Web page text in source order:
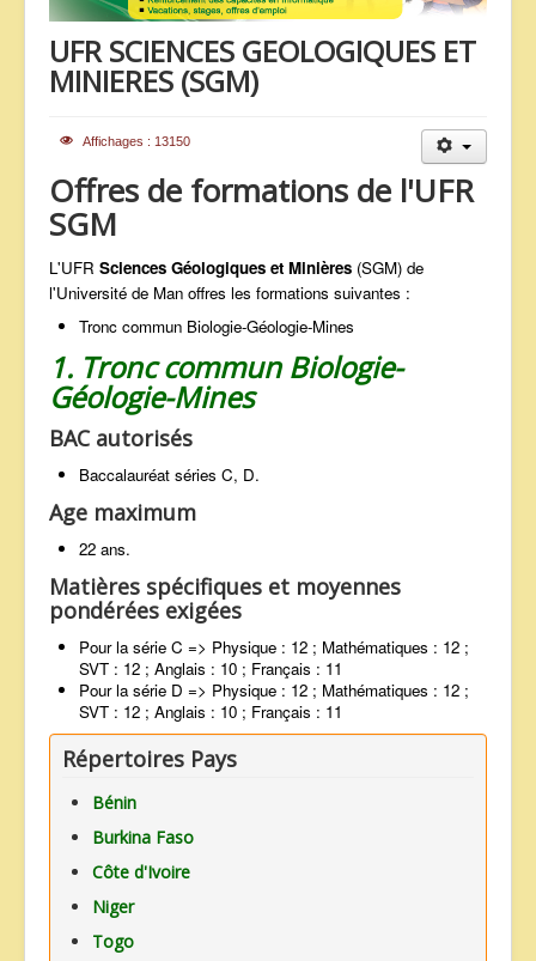
CONTACTS
TELECHARGEMENTS
UFR SCIENCES GEOLOGIQUES ET
MINIERES (SGM)
Affichages : 13150
Offres de formations de l'UFR
SGM
L'UFR Sciences Géologiques et Minières (SGM) de
l'Université de Man offres les formations suivantes :
Tronc commun Biologie-Géologie-Mines
1. Tronc commun Biologie-
Géologie-Mines
BAC autorisés
Baccalauréat séries C, D.
Age maximum
22 ans.
Matières spécifiques et moyennes
pondérées exigées
Pour la série C => Physique : 12 ; Mathématiques : 12 ;
SVT : 12 ; Anglais : 10 ; Français : 11
Pour la série D => Physique : 12 ; Mathématiques : 12 ;
SVT : 12 ; Anglais : 10 ; Français : 11
Répertoires Pays
Bénin
Burkina Faso
Côte d'Ivoire
Niger
Togo